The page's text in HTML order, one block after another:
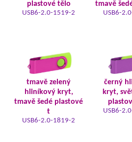
plastové tělo
USB6-2.0-1519-2
tmavě
USB6-
tmavě zelený
hliníkový kryt,
tmavě šedé plastové
t
USB6-2.0-1819-2
černý
kryt,
USB6-